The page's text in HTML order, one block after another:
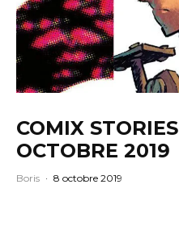
COMIX
OCTOBRE 2019
Boris · 8 octobre 2019